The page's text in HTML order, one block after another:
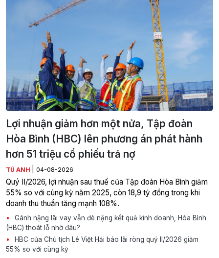
Lợi nhuận giảm hơn một nửa, Tập đoàn
Hòa Bình (HBC) lên phương án phát hành
hơn 51 triệu cổ phiếu trả nợ
TÚ ANH 04-08-2026
Quý II/2026, lợi nhuận sau thuế của Tập đoàn Hòa Bình giảm
55% so với cùng kỳ năm 2025, còn 18,9 tỷ đồng trong khi
doanh thu thuần tăng mạnh 108%.
Gánh nặng lãi vay vẫn đè nặng kết quả kinh doanh, Hòa Bình
(HBC) thoát lỗ nhờ đâu?
HBC của Chủ tịch Lê Việt Hải báo lãi ròng quý II/2026 giảm
55% so với cùng kỳ